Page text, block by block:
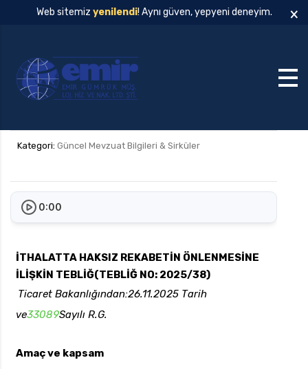
Web sitemiz yenilendi! Aynı güven, yepyeni deneyim. ×
Kategori: Güncel Mevzuat Bilgileri & Sirküler
0:00
İTHALATTA HAKSIZ REKABETİN ÖNLENMESİNE
İLİŞKİN TEBLİĞ(TEBLİĞ NO: 2025/38)
Ticaret Bakanlığından:26.11.2025 Tarih
ve33089Sayılı R.G.
Amaç ve kapsam